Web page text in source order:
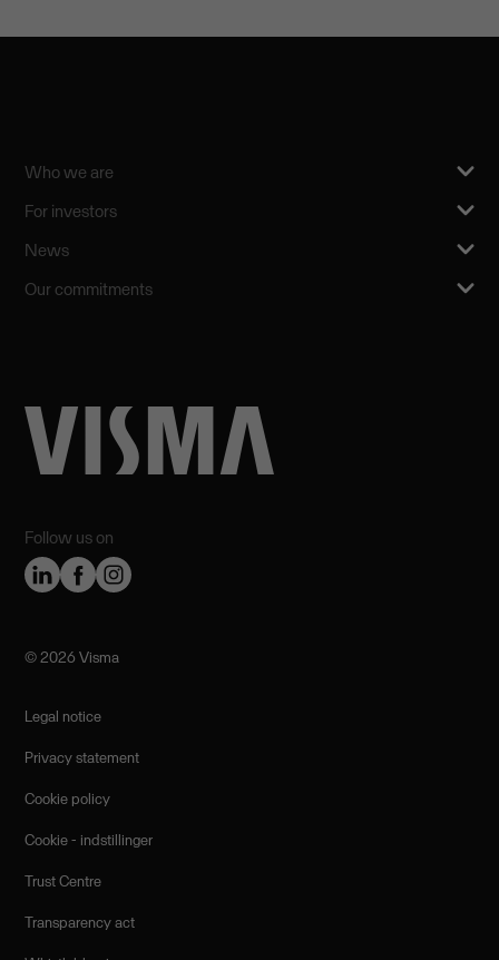
Follow us on
Who we are
For investors
News
Our commitments
©️ 2026 Visma
Legal notice
Privacy statement
Cookie policy
Cookie - indstillinger
Trust Centre
Transparency act